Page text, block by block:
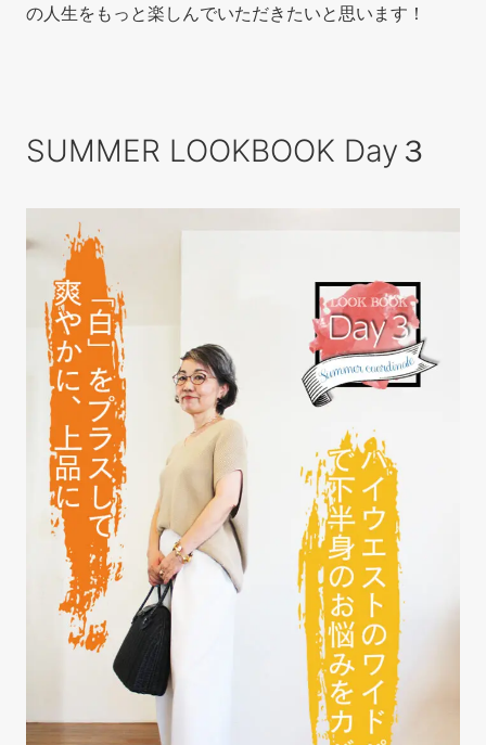
の人生をもっと楽しんでいただきたいと思います！
SUMMER LOOKBOOK Day３